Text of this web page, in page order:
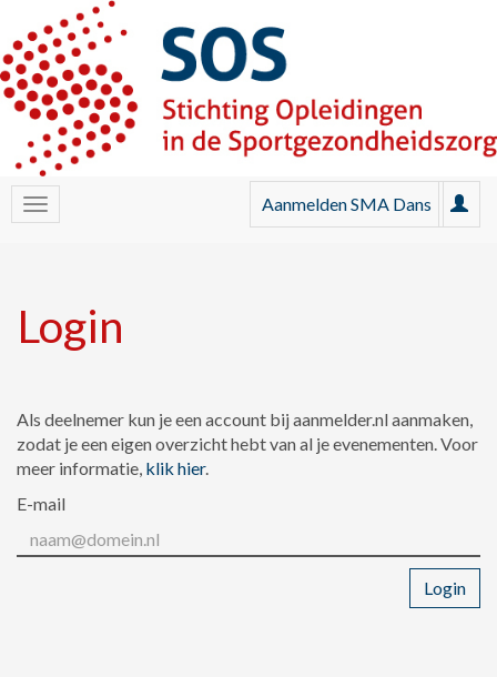
Aanmelden SMA Dans
Login
Als deelnemer kun je een account bij aanmelder.nl aanmaken,
zodat je een eigen overzicht hebt van al je evenementen. Voor
meer informatie, klik hier.
E-mail
Login